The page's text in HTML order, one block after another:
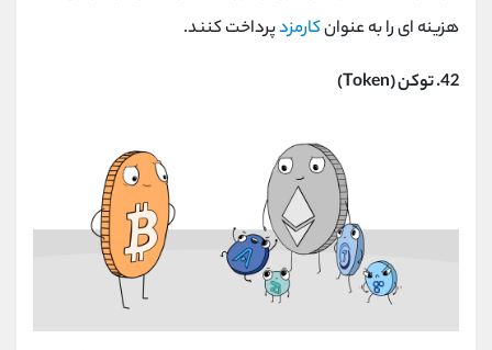
هزینه ‌ای را به عنوانکارمزدپرداخت کنند.
42. توکن (Token)